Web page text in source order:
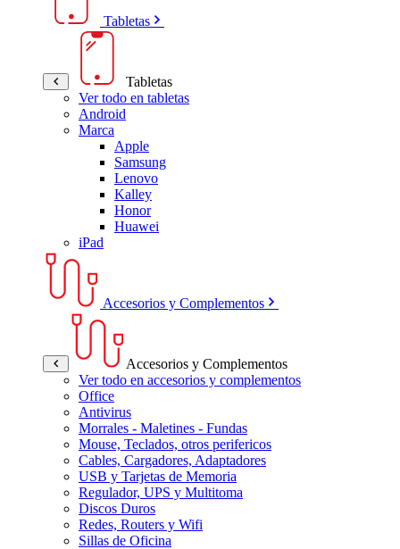
Tabletas
Tabletas
Ver todo en tabletas
Android
Marca
Apple
Samsung
Lenovo
Kalley
Honor
Huawei
iPad
Accesorios y Complementos
Accesorios y Complementos
Ver todo en accesorios y complementos
Office
Antivirus
Morrales - Maletines - Fundas
Mouse, Teclados, otros perifericos
Cables, Cargadores, Adaptadores
USB y Tarjetas de Memoria
Regulador, UPS y Multitoma
Discos Duros
Redes, Routers y Wifi
Sillas de Oficina